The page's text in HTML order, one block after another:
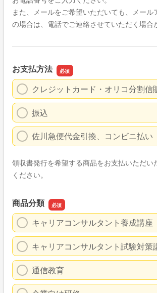
また、メールをご希望いただいても、メール
の場合は、電話でご連絡させていただく場合
お支払方法
クレジットカード・オリコ分割信
振込
佐川急便代金引換、コンビニ払い
領収書発行を希望する商品をお支払いただい
ください。
商品分類
キャリアコンサルタント養成講座
キャリアコンサルタント試験対策
通信教育